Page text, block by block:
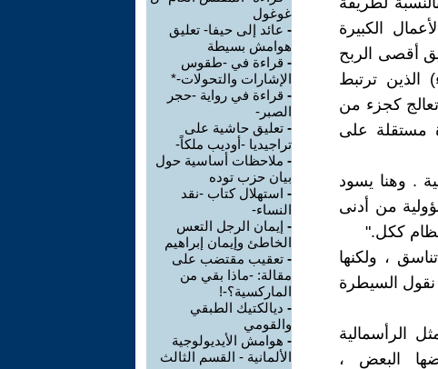
الكبيرة
أقصى الربح
ترتبط
كجزء من
مستقلة على
. وهنا يسود
من أدنى
ككل."
، ولكنها
نقول السيطرة
الرأسمالية
البعض ،
غوغول
- عائد إلى حيفا- تعليق
هوامش بسيطة
- قراءة في -طقوس
الإشارات والتحولات-*
- قراءة في رواية -حجر
الصبر-
- تعليق حاشية على
تراجيديا -أوديب ملكاً-
- ملاحظات أساسية حول
بيان حزب توده
- استهلال كتاب -نقد
النساء-
- إيمان الرجل التعس
الخاطئ وإيمان إبراهيم
- تعقيب مقتضب على
مقالة: -ماذا بقي من
الماركسية؟-!
- ديالكتيك الطبقي
والقومي
- هوامش الأيديولوجية
الألمانية - القسم الثالث